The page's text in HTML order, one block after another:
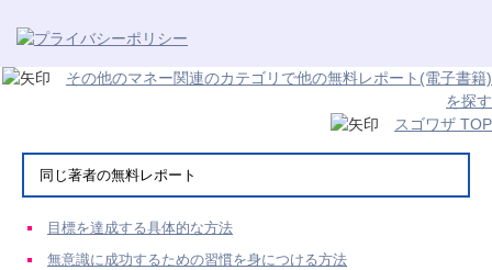
その他のマネー関連のカテゴリで他の無料レポート(電子書籍)
を探す
スゴワザ TOP
同じ著者の無料レポート
目標を達成する具体的な方法
無意識に成功するための習慣を身につける方法